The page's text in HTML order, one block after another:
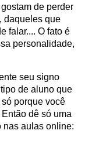
de perder
daqueles que
falar.... O fato é
personalidade,
seu signo
de aluno que
porque você
dê só uma
nas aulas online: